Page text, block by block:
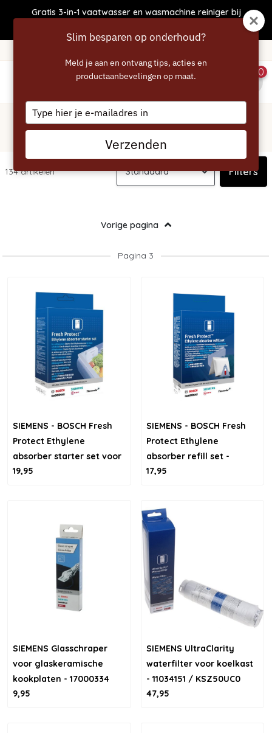
Gratis 3-in-1 vaatwasser en wasmachine reiniger bij
0
Home/Siemens
Siemens - Onderhoudsartikelen
134 artikelen Filters
Vorige pagina
Pagina 3
SIEMENS - BOSCH Fresh
Protect Ethylene
absorber starter set voor
koelkasten - houdt
19,95
SIEMENS - BOSCH Fresh
Protect Ethylene
absorber refill set -
navulset voor koelkasten
17,95
SIEMENS Glasschraper
voor glaskeramische
kookplaten - 17000334
9,95
SIEMENS UltraClarity
waterfilter voor koelkast
- 11034151 / KSZ50UC0
47,95
Slim besparen op onderhoud?
Meld je aan en ontvang tips, acties en
productaanbevelingen op maat.
Type
your
email
Verzenden